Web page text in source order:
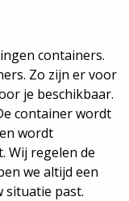
containers.
Zo zijn er voor
je beschikbaar.
container wordt
wordt
Wij regelen de
we altijd een
situatie past.